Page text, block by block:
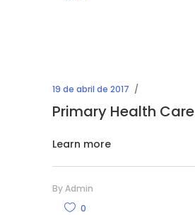
19 de abril de 2017
Primary Health Care
Learn more
ByAdmin
0